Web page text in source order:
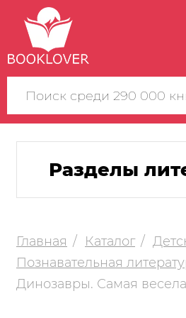
Поиск
по
сайту
Разделы
Главная Каталог
Познавательная
Динозавры. Самая